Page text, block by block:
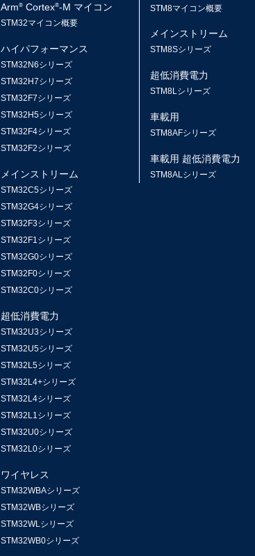
Arm® Cortex®-M マイコン
STM32マイコン概要
ハイパフォーマンス
STM32N6シリーズ
STM32H7シリーズ
STM32F7シリーズ
STM32H5シリーズ
STM32F4シリーズ
STM32F2シリーズ
メインストリーム
STM32C5シリーズ
STM32G4シリーズ
STM32F3シリーズ
STM32F1シリーズ
STM32G0シリーズ
STM32F0シリーズ
STM32C0シリーズ
超低消費電力
STM32U3シリーズ
STM32U5シリーズ
STM32L5シリーズ
STM32L4+シリーズ
STM32L4シリーズ
STM32L1シリーズ
STM32U0シリーズ
STM32L0シリーズ
ワイヤレス
STM32WBAシリーズ
STM32WBシリーズ
STM32WLシリーズ
STM32WB0シリーズ
STM8マイコン概要
メインストリーム
STM8Sシリーズ
超低消費電力
STM8Lシリーズ
車載用
STM8AFシリーズ
車載用 超低消費電力
STM8ALシリーズ